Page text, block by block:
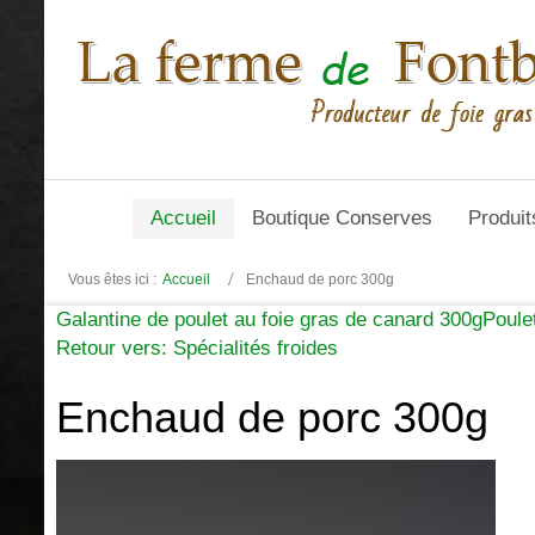
Accueil Boutique Conserves
Vous êtes ici : Accueil Enchaud de porc 300g
Galantine de poulet au foie gras de canard 300g
Retour vers: Spécialités froides
Enchaud de porc 300g